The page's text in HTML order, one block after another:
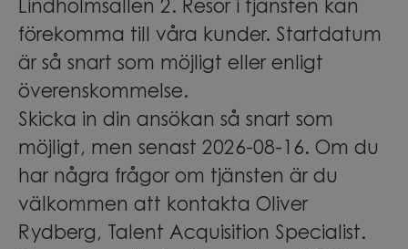
Lindholmsallén 2. Resor i tjänsten kan
förekomma till våra kunder. Startdatum
är så snart som möjligt eller enligt
överenskommelse.
Skicka in din ansökan så snart som
möjligt, men senast 2026-08-16. Om du
har några frågor om tjänsten är du
välkommen att kontakta Oliver
Rydberg, Talent Acquisition Specialist.